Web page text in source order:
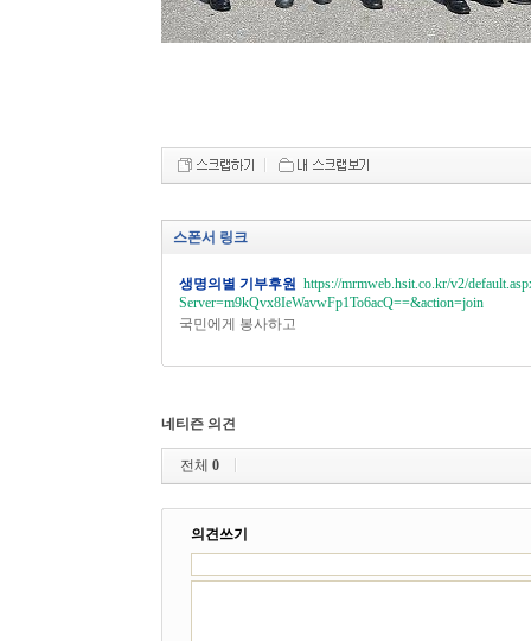
스폰서 링크
생명의별 기부후원 https://mrmweb.hsit.co.kr/v2/
Server=m9kQvx8IeWavwFp1To6acQ==&action=join
국민에게 봉사하고
네티즌 의견
전체 0
의견쓰기